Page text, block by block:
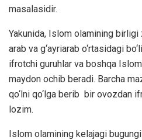
masalasidir.
Yakunida, Islom olamining birligi
arab va g‘ayriarab o‘rtasidagi
ifrotchi guruhlar va boshqa
maydon ochib beradi. Barcha
qo‘lni qo‘lga berib bir ovozdan
lozim.
Islom olamining kelajagi